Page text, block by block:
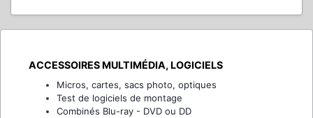
ACCESSOIRES MULTIMÉDIA, LOGICIELS
Micros, cartes, sacs photo, optiques
Test de logiciels de montage
Combinés Blu-ray - DVD ou DD